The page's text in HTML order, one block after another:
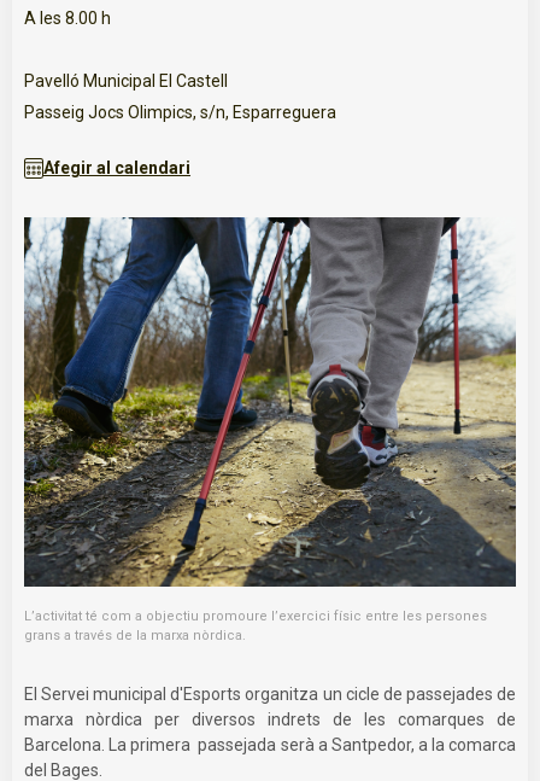
A les 8.00 h
Pavelló Municipal El Castell
Passeig Jocs Olimpics, s/n, Esparreguera
Afegir al calendari
L’activitat té com a objectiu promoure l’exercici físic entre les persones
grans a través de la marxa nòrdica.
El Servei municipal d'Esports organitza un cicle de passejades de
marxa nòrdica per diversos indrets de les comarques de
Barcelona. La primera passejada serà a Santpedor, a la comarca
del Bages.